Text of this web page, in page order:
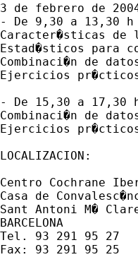
3 de febrero de 2004:
- De 9,30 a 13,30 h
Caracter�sticas de
Estad�sticos para
Combinaci�n de
Ejercicios
- De 15,30 a 17,30
Combinaci�n de
Ejercicios
LOCALIZACION:
Centro Cochrane
Casa de
Sant Antoni M�
BARCELONA
Tel. 93 291 95 27
Fax: 93 291 95 25